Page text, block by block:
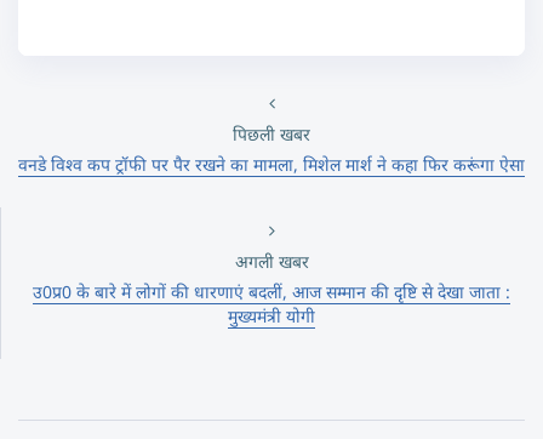
पिछली खबर
वनडे विश्व कप ट्रॉफी पर पैर रखने का मामला, मिशेल मार्श ने कहा फिर करूंगा ऐसा
अगली खबर
उ0प्र0 के बारे में लोगों की धारणाएं बदलीं, आज सम्मान की दृष्टि से देखा जाता :
मुख्यमंत्री योगी